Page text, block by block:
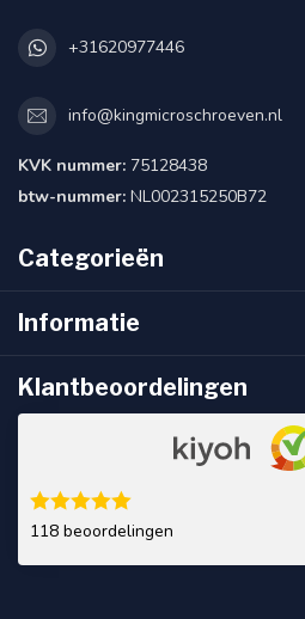
+31620977446
info@kingmicroschroeven.nl
KVK nummer: 75128438
btw-nummer: NL002315250B72
Categorieën
Informatie
Klantbeoordelingen
118 beoordelingen